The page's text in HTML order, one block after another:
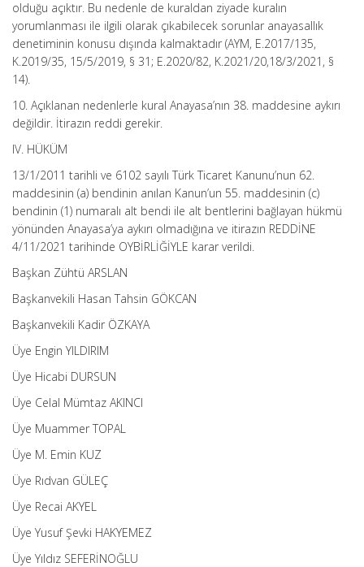
olduğu açıktır. Bu nedenle de kuraldan ziyade kuralın
yorumlanması ile ilgili olarak çıkabilecek sorunlar anayasallık
denetiminin konusu dışında kalmaktadır (AYM, E.2017/135,
K.2019/35, 15/5/2019, § 31; E.2020/82, K.2021/20,18/3/2021, §
14).
10. Açıklanan nedenlerle kural Anayasa’nın 38. maddesine aykırı
değildir. İtirazın reddi gerekir.
IV. HÜKÜM
13/1/2011 tarihli ve 6102 sayılı Türk Ticaret Kanunu’nun 62.
maddesinin (a) bendinin anılan Kanun’un 55. maddesinin (c)
bendinin (1) numaralı alt bendi ile alt bentlerini bağlayan hükmü
yönünden Anayasa’ya aykırı olmadığına ve itirazın REDDİNE
4/11/2021 tarihinde OYBİRLİĞİYLE karar verildi.
Başkan Zühtü ARSLAN
Başkanvekili Hasan Tahsin GÖKCAN
Başkanvekili Kadir ÖZKAYA
Üye Engin YILDIRIM
Üye Hicabi DURSUN
Üye Celal Mümtaz AKINCI
Üye Muammer TOPAL
Üye M. Emin KUZ
Üye Rıdvan GÜLEÇ
Üye Recai AKYEL
Üye Yusuf Şevki HAKYEMEZ
Üye Yıldız SEFERİNOĞLU